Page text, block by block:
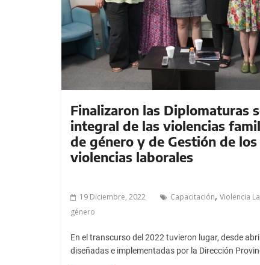
Finalizaron las Diplomaturas
integral de las violencias
de género y de Gestión de
violencias laborales
19 Diciembre, 2022 Capacitación, Violencia
género
En el transcurso del 2022 tuvieron lugar, desde
diseñadas e implementadas por la Dirección